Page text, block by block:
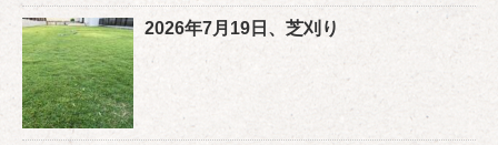
2026年7月19日、芝刈り